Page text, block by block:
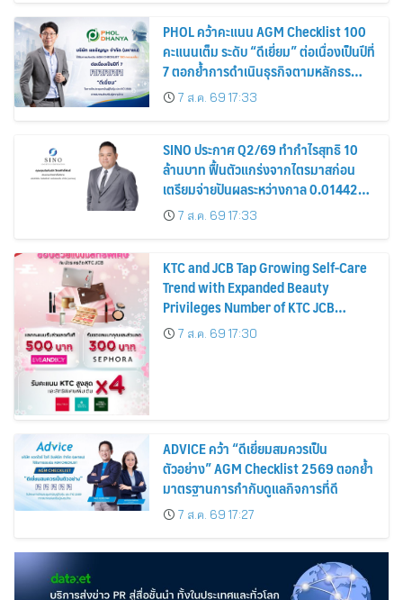
PHOL คว้าคะแนน AGM Checklist 100
คะแนนเต็ม ระดับ “ดีเยี่ยม” ต่อเนื่องเป็นปีที่
7 ตอกย้ำการดำเนินธุรกิจตามหลักธร
รมาภิบาล โปร่งใส สร้างความเชื่อมั่นผู้ถือ
หุ้น
7 ส.ค. 69 17:33
SINO ประกาศ Q2/69 ทำกำไรสุทธิ 10
ล้านบาท ฟื้นตัวแกร่งจากไตรมาสก่อน
เตรียมจ่ายปันผลระหว่างกาล 0.014423
บาทต่อหุ้น ครึ่งปีหลังมุ่งเติบโตต่อเนื่อง
7 ส.ค. 69 17:33
KTC and JCB Tap Growing Self-Care
Trend with Expanded Beauty
Privileges Number of KTC JCB
Cardmembers Spending on
Cosmetics Rises 26%
7 ส.ค. 69 17:30
ADVICE คว้า “ดีเยี่ยมสมควรเป็น
ตัวอย่าง” AGM Checklist 2569 ตอกย้ำ
มาตรฐานการกำกับดูแลกิจการที่ดี
7 ส.ค. 69 17:27